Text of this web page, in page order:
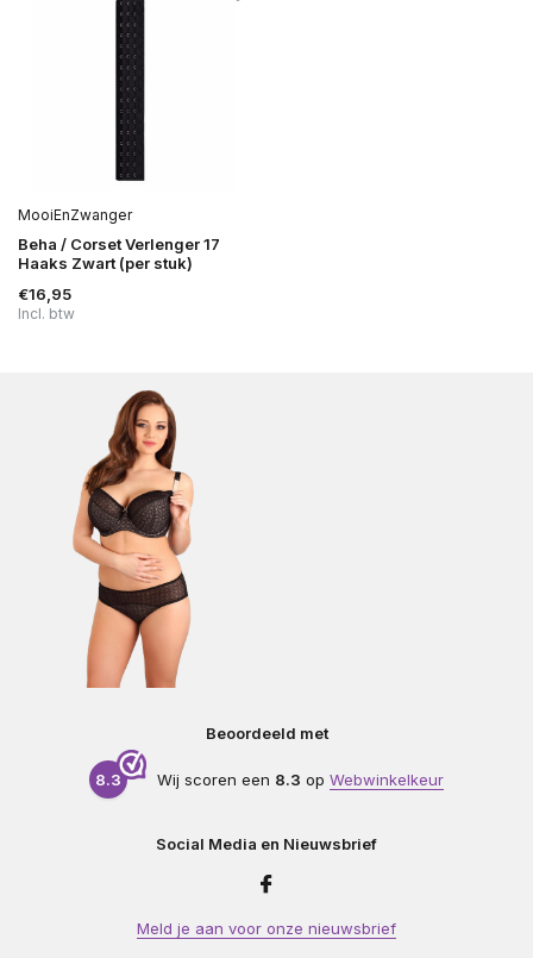
MooiEnZwanger
Beha / Corset Verlenger 17
Haaks Zwart (per stuk)
€16,95
Incl. btw
Beoordeeld met
8.3 Wij scoren een 8.3 op Webwinkelkeur
Social Media en Nieuwsbrief
Meld je aan voor onze nieuwsbrief